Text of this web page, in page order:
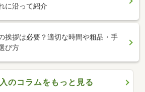
に沿って紹介
挨拶は必要？適切な時間や粗品・手
び方
のコラムをもっと見る